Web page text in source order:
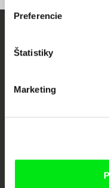
Preferencie
Štatistiky
Marketing
európskych festivalov